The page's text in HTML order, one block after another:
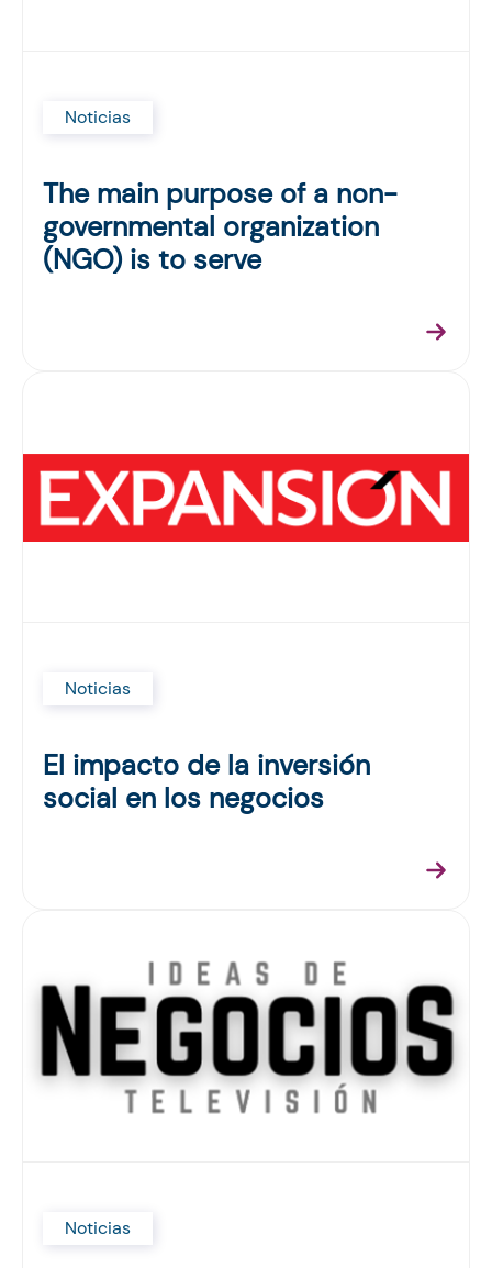
Noticias
The main purpose of a non-
governmental organization
(NGO) is to serve
Noticias
El impacto de la inversión
social en los negocios
Noticias